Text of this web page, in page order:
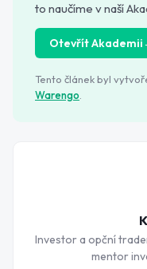
to naučíme v naší
Otevřít Akademii
Tento článek byl
Warengo
Investor a opční
mentor